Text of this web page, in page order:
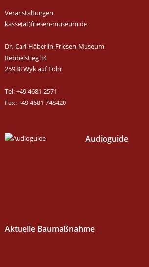
Veranstaltungen
kasse(at)friesen-museum.de
Dr.-Carl-Häberlin-Friesen-Museum
Rebbelstieg 34
25938 Wyk auf Föhr
Tel: +49 4681-2571
Fax: +49 4681-748420
Audioguide
Aktuelle Baumaßnahme